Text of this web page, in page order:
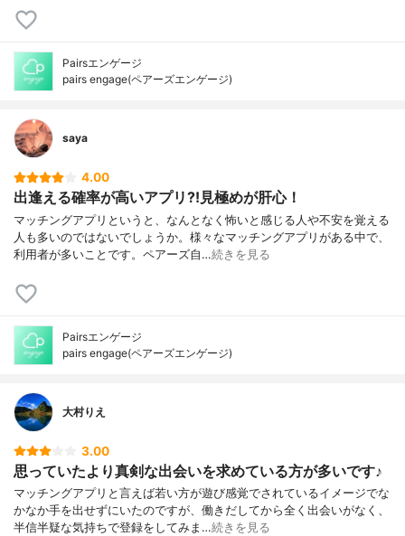
Pairsエンゲージ
pairs engage(ペアーズエンゲージ)
saya
4.00
出逢える確率が高いアプリ⁈見極めが肝心！
マッチングアプリというと、なんとなく怖いと感じる人や不安を覚える
人も多いのではないでしょうか。様々なマッチングアプリがある中で、
利用者が多いことです。ペアーズ自…続きを見る
Pairsエンゲージ
pairs engage(ペアーズエンゲージ)
大村りえ
3.00
思っていたより真剣な出会いを求めている方が多いです♪
マッチングアプリと言えば若い方が遊び感覚でされているイメージでな
かなか手を出せずにいたのですが、働きだしてから全く出会いがなく、
半信半疑な気持ちで登録をしてみま…続きを見る